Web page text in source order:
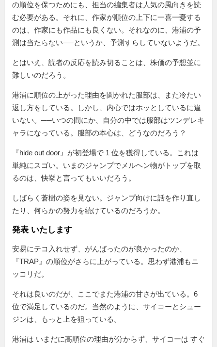
の順位を保つためにも、担当の編集者は人気の風向きを読
む必要がある。それに、作家が順位の上下に一喜一憂する
のは、作家にも作品にも良くない。それなのに、港浦の予
測は当たらない──というか、予測すらしていないようだ。
とはいえ、読者の反応を読み切ることは、株価の予想並に
難しいのだろう。
港浦に順位の上がった理由を聞かれた服部は、また冷たい
返し方をしている。しかし、内心ではホッとしているに違
いない。──いつの間にか、自分の中では服部はツンデレキ
ャラになっている。服部の本心は、どうなのだろう？
『hide out door』が初登場で 1 位を獲得している。これは
単純にスゴい。いまのジャンプでメルヘン物がトップを取
るのは、快挙と言ってもいいだろう。
しばらく蒼樹の姿を見ない。ジャンプ向けに話を作り直し
たり、何らかの努力を続けているのだろうか。
発表 いたします
安易にテコ入れせず、がんばったのが良かったのか、
『TRAP』の順位がさらに上がっている。思わず港浦もニ
ッコリだ。
それは良いのだが、ここでまた港浦の甘さが出ている。6
位で満足しているのだ。当然のように、サイコーとシュー
ジンは、もっと上を狙っている。
港浦は いまだに高順位の理由が分からず、サイコーは すぐ